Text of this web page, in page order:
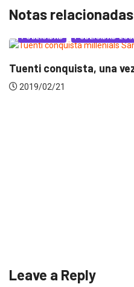
Notas relacionadas
Leave a Reply